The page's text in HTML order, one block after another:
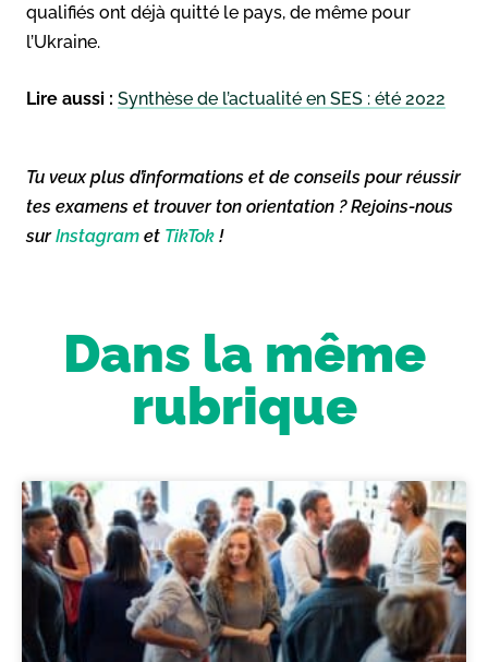
qualifiés ont déjà quitté le pays, de même pour
l’Ukraine.
Lire aussi : Synthèse de l’actualité en SES : été 2022
Tu veux plus d’informations et de conseils pour réussir
tes examens et trouver ton orientation ? Rejoins-nous
surInstagram et TikTok !
Dans la même
rubrique